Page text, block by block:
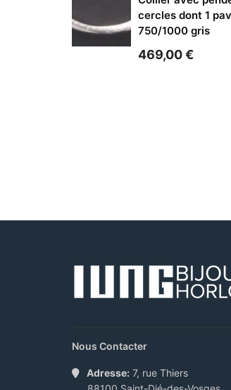
cercles dont 1
750/1000 gris
469,00€
Nous Contacter
Adresse: 7, rue Thiers